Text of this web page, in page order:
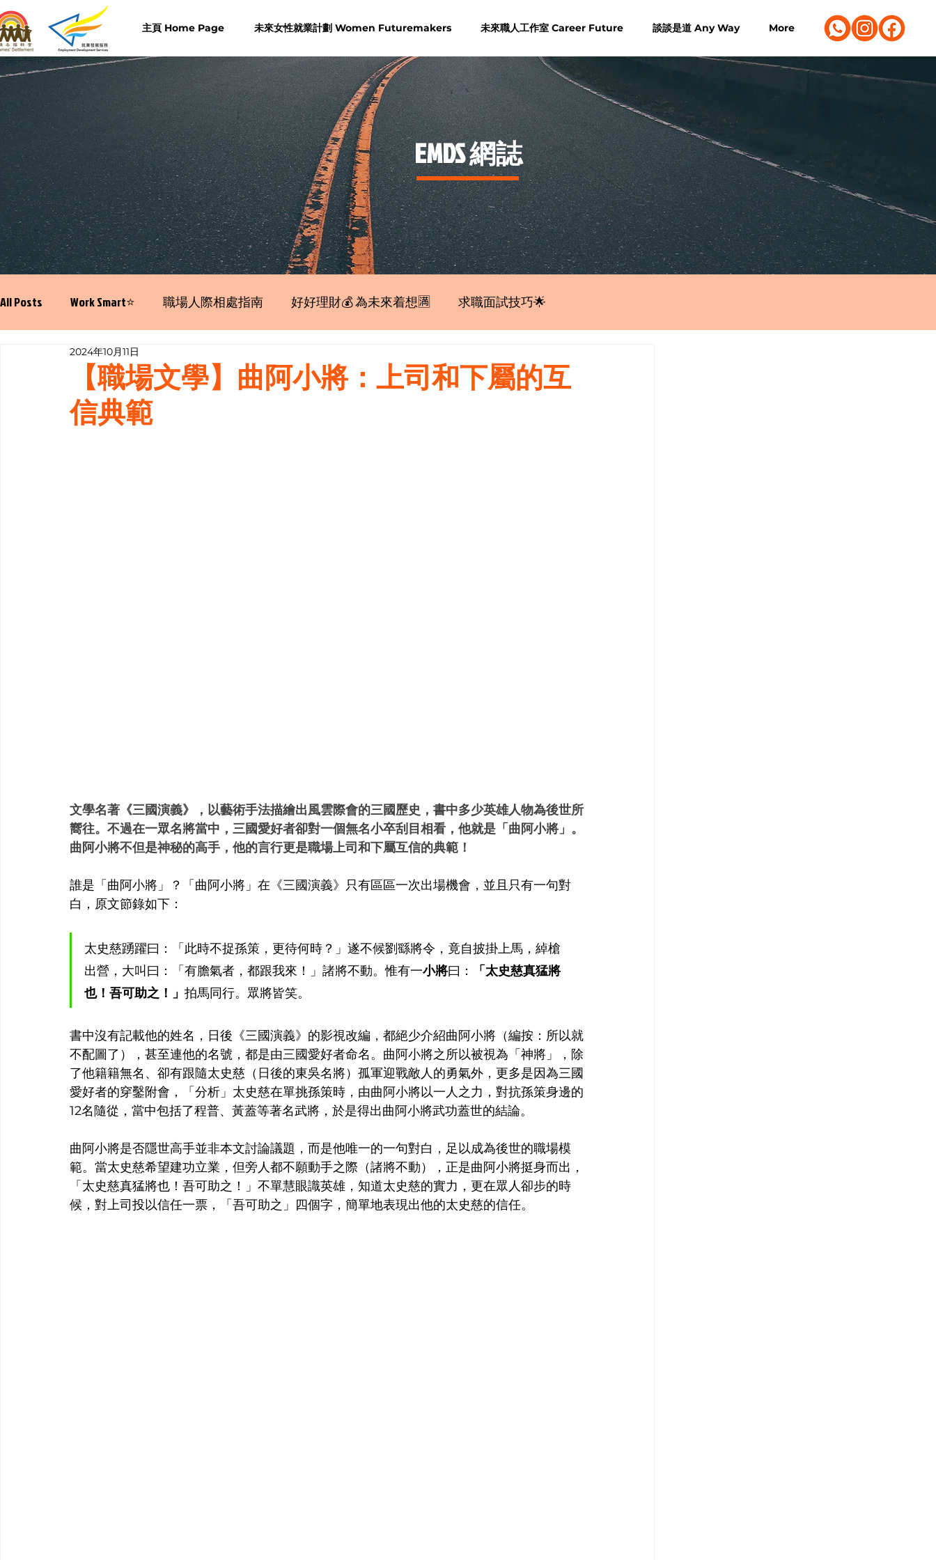
主頁 Home Page 未來女性就業計劃 Women Futuremakers 未來職人工作室 Career Future 談談是道 Any Way More
​EMDS 網誌
All Posts Work Smart⭐️ 職場人際相處指南 好好理財💰 為未來着想🈵 求職面試技巧🌟
寫履歷表嘅技巧📝 行業知多啲
【職場文學】曲阿小將：上司和下屬的互
信典範
2024年10月11日
文學名著《三國演義》，以藝術手法描繪出風雲際會的三國歷史，書中多少英雄人物為後世所
嚮往。不過在一眾名將當中，三國愛好者卻對一個無名小卒刮目相看，他就是「曲阿小將」。
曲阿小將不但是神秘的高手，他的言行更是職場上司和下屬互信的典範！
誰是「曲阿小將」？「曲阿小將」在《三國演義》只有區區一次出場機會，並且只有一句對
白，原文節錄如下：
太史慈踴躍曰：「此時不捉孫策，更待何時？」遂不候劉繇將令，竟自披掛上馬，綽槍
出營，大叫曰：「有膽氣者，都跟我來！」諸將不動。惟有一小將曰：
「太史慈真猛將
也！吾可助之！」 拍馬同行。眾將皆笑。
書中沒有記載他的姓名，日後《三國演義》的影視改編，都絕少介紹曲阿小將（編按：所以就
不配圖了），甚至連他的名號，都是由三國愛好者命名。曲阿小將之所以被視為「神將」，除
了他籍籍無名、卻有跟隨太史慈（日後的東吳名將）孤軍迎戰敵人的勇氣外，更多是因為三國
愛好者的穿鑿附會，「分析」太史慈在單挑孫策時，由曲阿小將以一人之力，對抗孫策身邊的
12名隨從，當中包括了程普、黃蓋等著名武將，於是得出曲阿小將武功蓋世的結論。
曲阿小將是否隱世高手並非本文討論議題，而是他唯一的一句對白，足以成為後世的職場模
範。當太史慈希望建功立業，但旁人都不願動手之際（諸將不動），正是曲阿小將挺身而出，
「太史慈真猛將也！吾可助之！」不單慧眼識英雄，知道太史慈的實力，更在眾人卻步的時
候，對上司投以信任一票，「吾可助之」四個字，簡單地表現出他的太史慈的信任。